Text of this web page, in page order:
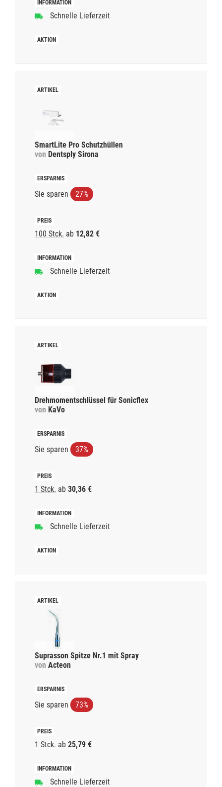
Schnelle Lieferzeit
SmartLite Pro Schutzhüllen
von Dentsply Sirona
Sie sparen 27%
100 Stck. ab 12,82 €
Schnelle Lieferzeit
Drehmomentschlüssel für Sonicflex
von KaVo
Sie sparen 37%
1 Stck. ab 30,36 €
Schnelle Lieferzeit
Suprasson Spitze Nr.1 mit Spray
von Acteon
Sie sparen 73%
1 Stck. ab 25,79 €
Schnelle Lieferzeit